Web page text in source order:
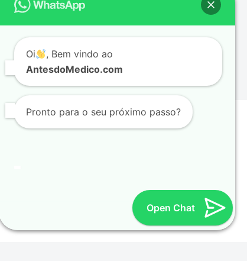
AntesdoMedico.com
Pronto para o seu próximo passo?
Open Chat